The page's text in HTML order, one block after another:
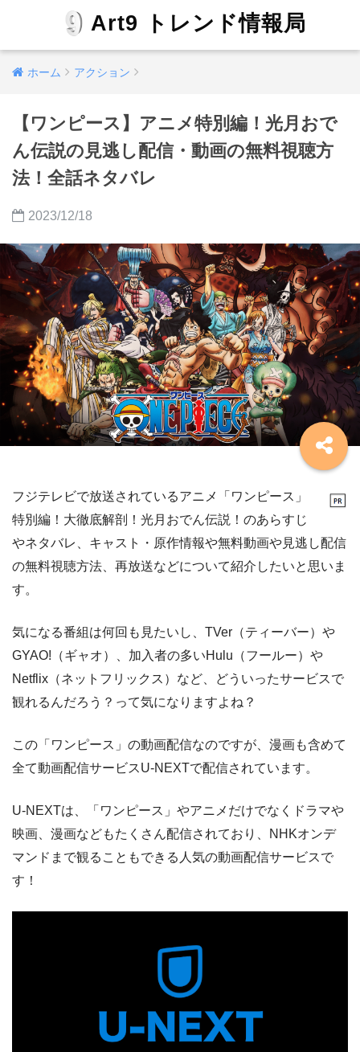
Art9 トレンド情報局
ホーム アクション
【ワンピース】アニメ特別編！光月おで
ん伝説の見逃し配信・動画の無料視聴方
法！全話ネタバレ
2023/12/18
フジテレビで放送されているアニメ「ワンピース」
特別編！大徹底解剖！光月おでん伝説！のあらすじ
やネタバレ、キャスト・原作情報や無料動画や見逃し配信
の無料視聴方法、再放送などについて紹介したいと思いま
す。
気になる番組は何回も見たいし、TVer（ティーバー）や
GYAO!（ギャオ）、加入者の多いHulu（フールー）や
Netflix（ネットフリックス）など、どういったサービスで
観れるんだろう？って気になりますよね？
この「ワンピース」の動画配信なのですが、漫画も含めて
全て動画配信サービスU-NEXTで配信されています。
U-NEXTは、「ワンピース」やアニメだけでなくドラマや
映画、漫画などもたくさん配信されており、NHKオンデ
マンドまで観ることもできる人気の動画配信サービスで
す！